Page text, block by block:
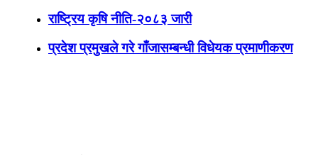
राष्ट्रिय कृषि नीति-२०८३ जारी
प्रदेश प्रमुखले गरे गाँजासम्बन्धी विधेयक प्रमाणीकरण